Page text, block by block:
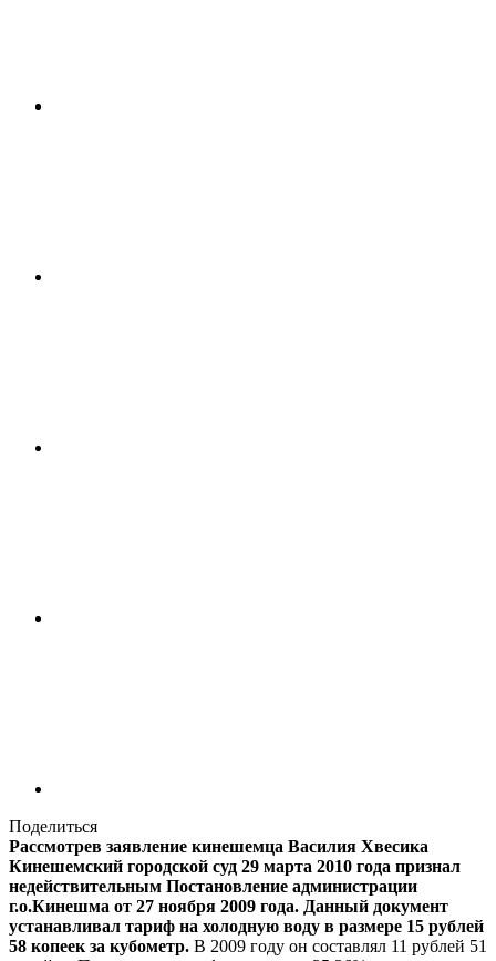
Поделиться
Рассмотрев заявление кинешемца Василия Хвесика
Кинешемский городской суд 29 марта 2010 года признал
недействительным Постановление администрации
г.о.Кинешма от 27 ноября 2009 года. Данный документ
устанавливал тариф на холодную воду в размере 15 рублей
58 копеек за кубометр. В 2009 году он составлял 11 рублей 51